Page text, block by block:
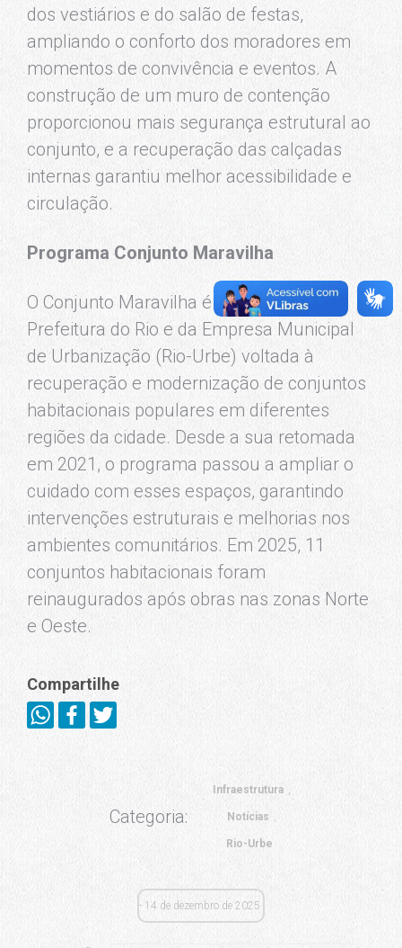
dos vestiários e do salão de festas,
ampliando o conforto dos moradores em
momentos de convivência e eventos. A
construção de um muro de contenção
proporcionou mais segurança estrutural ao
conjunto, e a recuperação das calçadas
internas garantiu melhor acessibilidade e
circulação.
Programa Conjunto Maravilha
O Conjunto Maravilha é uma iniciativa da
Prefeitura do Rio e da Empresa Municipal
de Urbanização (Rio-Urbe) voltada à
recuperação e modernização de conjuntos
habitacionais populares em diferentes
regiões da cidade. Desde a sua retomada
em 2021, o programa passou a ampliar o
cuidado com esses espaços, garantindo
intervenções estruturais e melhorias nos
ambientes comunitários. Em 2025, 11
conjuntos habitacionais foram
reinaugurados após obras nas zonas Norte
e Oeste.
Compartilhe
Categoria:
Infraestrutura
Notícias
Rio-Urbe
14 de dezembro de 2025